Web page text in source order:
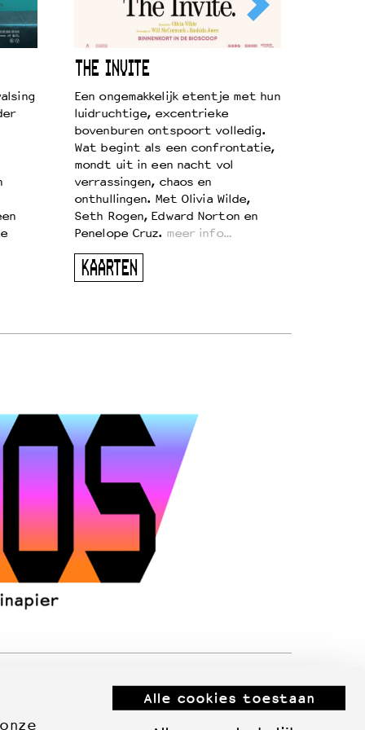
Alle cookies toestaan
THE INVITE
Een ongemakkelijk etentje met hun
luidruchtige, excentrieke
bovenburen ontspoort volledig.
Wat begint als een confrontatie,
mondt uit in een nacht vol
verrassingen, chaos en
onthullingen. Met Olivia Wilde,
Seth Rogen, Edward Norton en
Penelope Cruz. meer info…
KAARTEN